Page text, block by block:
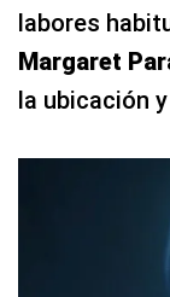
labores
Margaret
la ubicación